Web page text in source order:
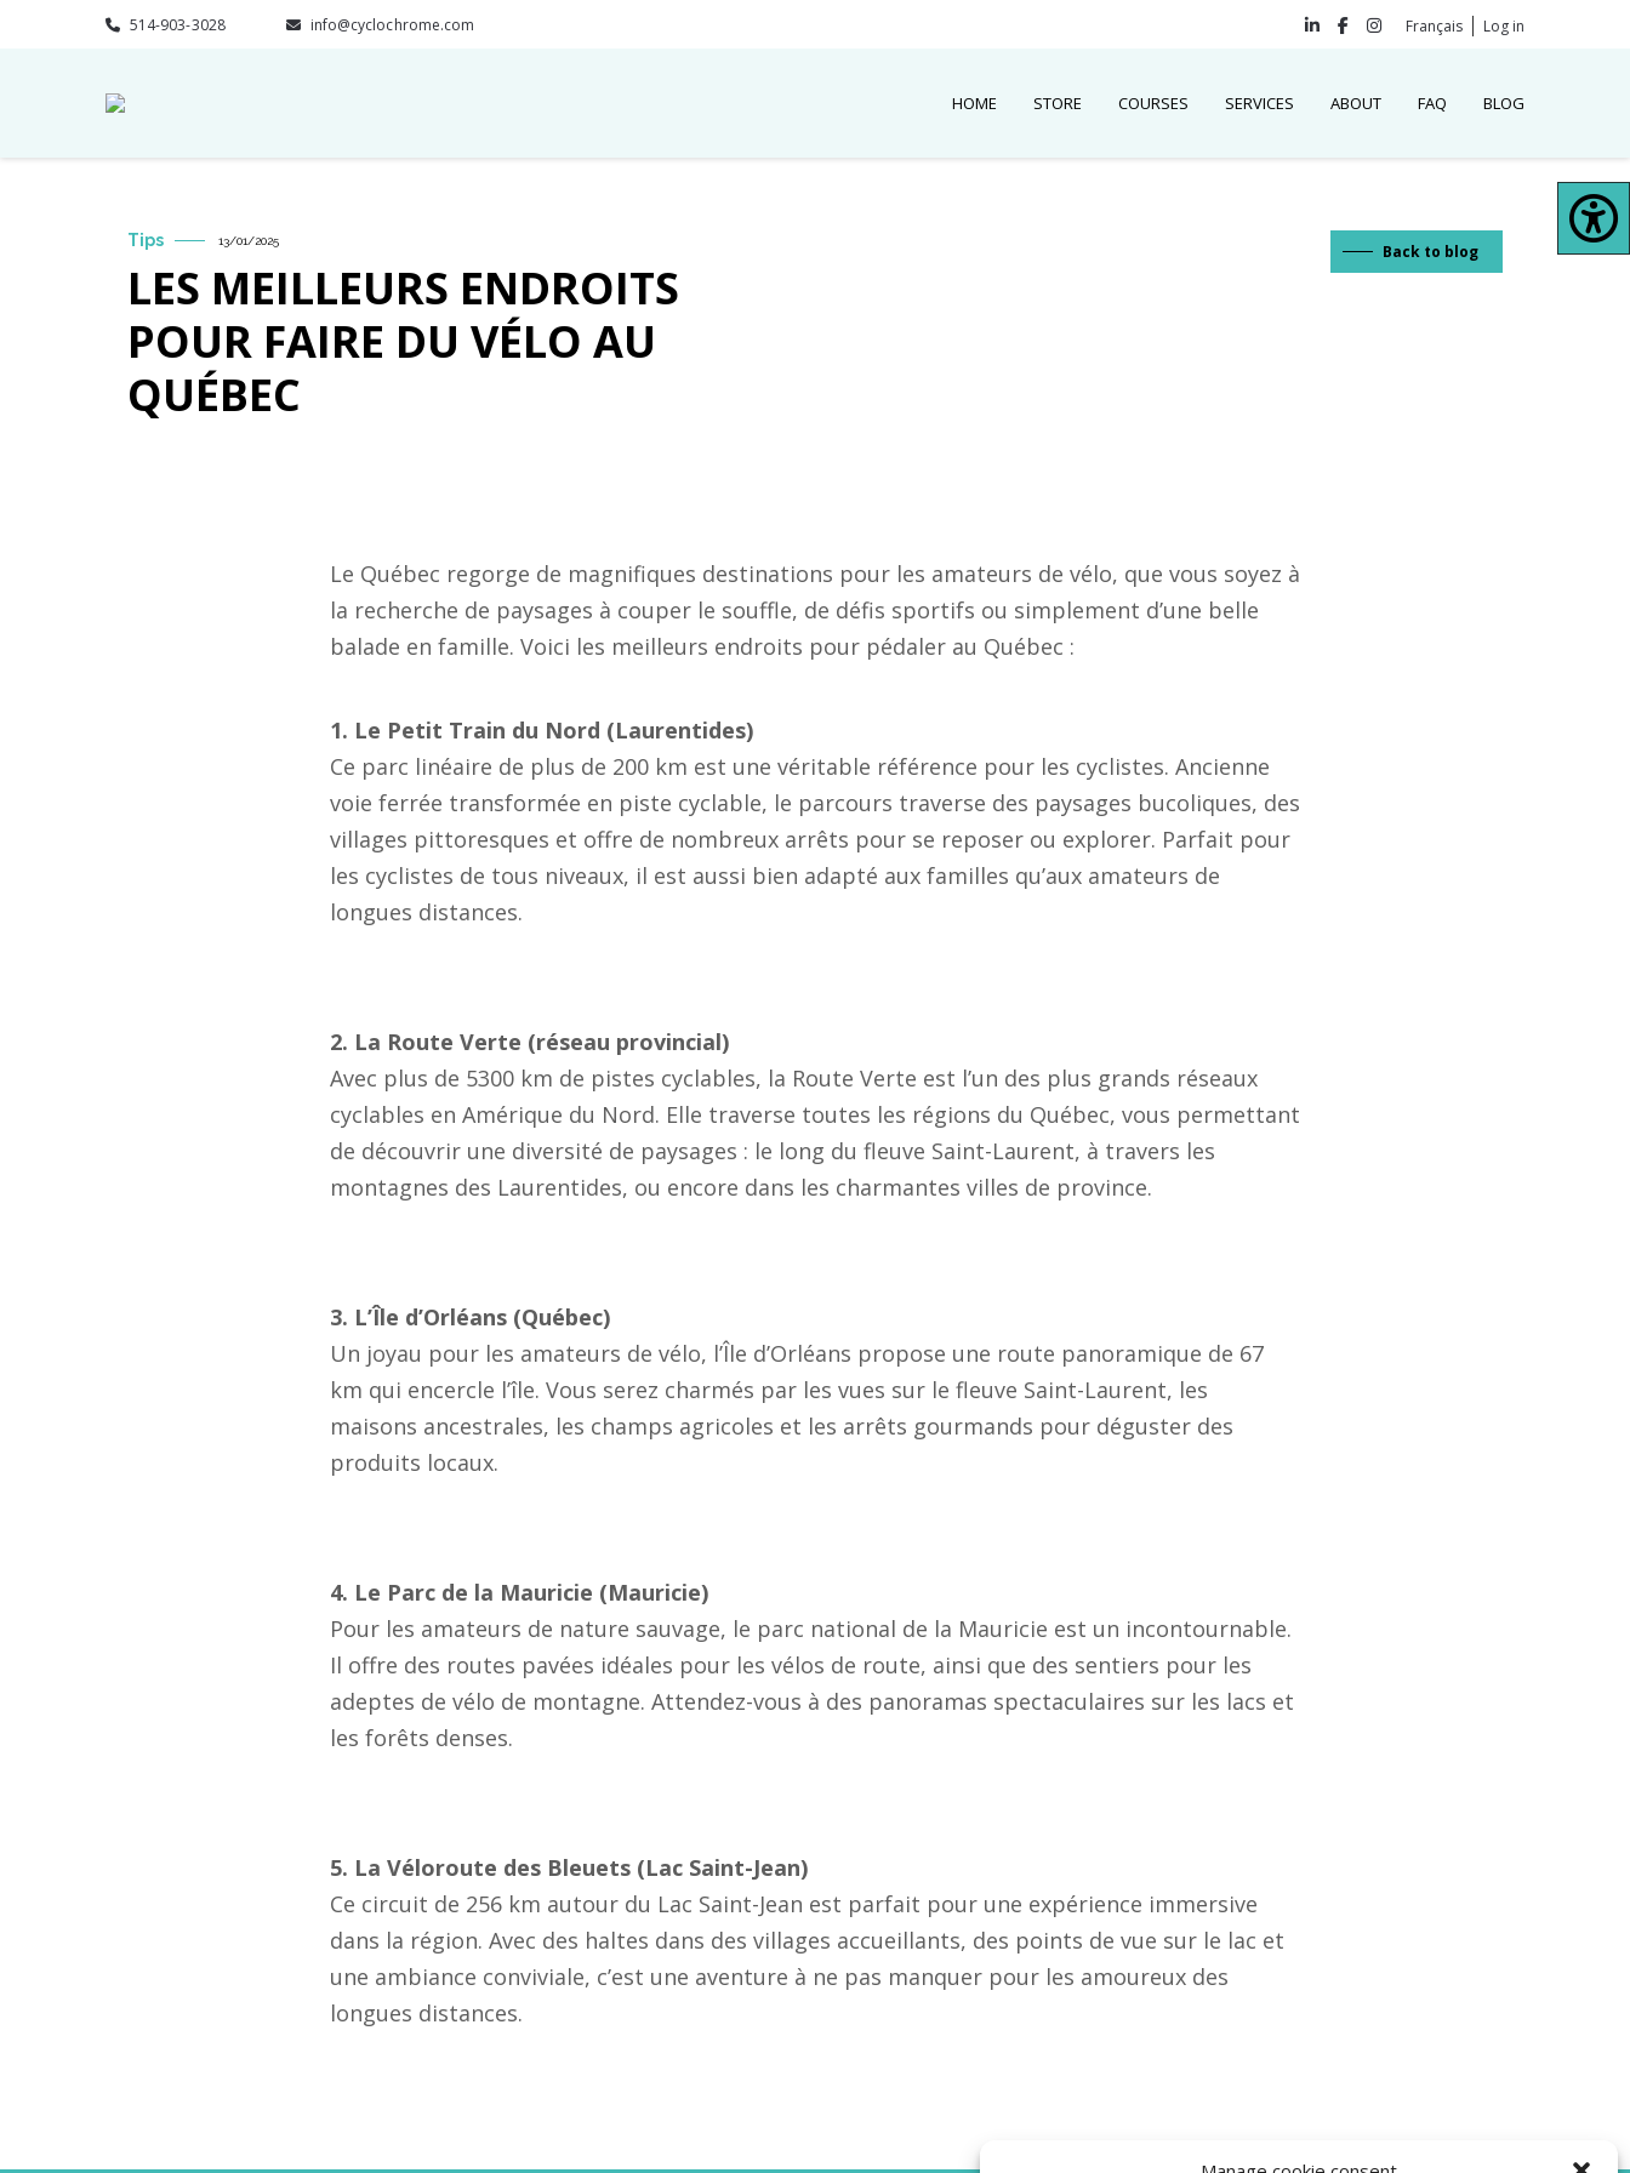
514-903-3028 info@cyclochrome.com Français Log in
HOME STORE COURSES SERVICES ABOUT FAQ BLOG
Tips 13/01/2025
LES MEILLEURS ENDROITS
POUR FAIRE DU VÉLO AU
QUÉBEC
Back to blog
Le Québec regorge de magnifiques destinations pour les amateurs de vélo, que vous soyez à
la recherche de paysages à couper le souffle, de défis sportifs ou simplement d’une belle
balade en famille. Voici les meilleurs endroits pour pédaler au Québec :
1. Le Petit Train du Nord (Laurentides)
Ce parc linéaire de plus de 200 km est une véritable référence pour les cyclistes. Ancienne
voie ferrée transformée en piste cyclable, le parcours traverse des paysages bucoliques, des
villages pittoresques et offre de nombreux arrêts pour se reposer ou explorer. Parfait pour
les cyclistes de tous niveaux, il est aussi bien adapté aux familles qu’aux amateurs de
longues distances.
2. La Route Verte (réseau provincial)
Avec plus de 5300 km de pistes cyclables, la Route Verte est l’un des plus grands réseaux
cyclables en Amérique du Nord. Elle traverse toutes les régions du Québec, vous permettant
de découvrir une diversité de paysages : le long du fleuve Saint-Laurent, à travers les
montagnes des Laurentides, ou encore dans les charmantes villes de province.
3. L’Île d’Orléans (Québec)
Un joyau pour les amateurs de vélo, l’Île d’Orléans propose une route panoramique de 67
km qui encercle l’île. Vous serez charmés par les vues sur le fleuve Saint-Laurent, les
maisons ancestrales, les champs agricoles et les arrêts gourmands pour déguster des
produits locaux.
4. Le Parc de la Mauricie (Mauricie)
Pour les amateurs de nature sauvage, le parc national de la Mauricie est un incontournable.
Il offre des routes pavées idéales pour les vélos de route, ainsi que des sentiers pour les
adeptes de vélo de montagne. Attendez-vous à des panoramas spectaculaires sur les lacs et
les forêts denses.
5. La Véloroute des Bleuets (Lac Saint-Jean)
Ce circuit de 256 km autour du Lac Saint-Jean est parfait pour une expérience immersive
dans la région. Avec des haltes dans des villages accueillants, des points de vue sur le lac et
une ambiance conviviale, c’est une aventure à ne pas manquer pour les amoureux des
longues distances.